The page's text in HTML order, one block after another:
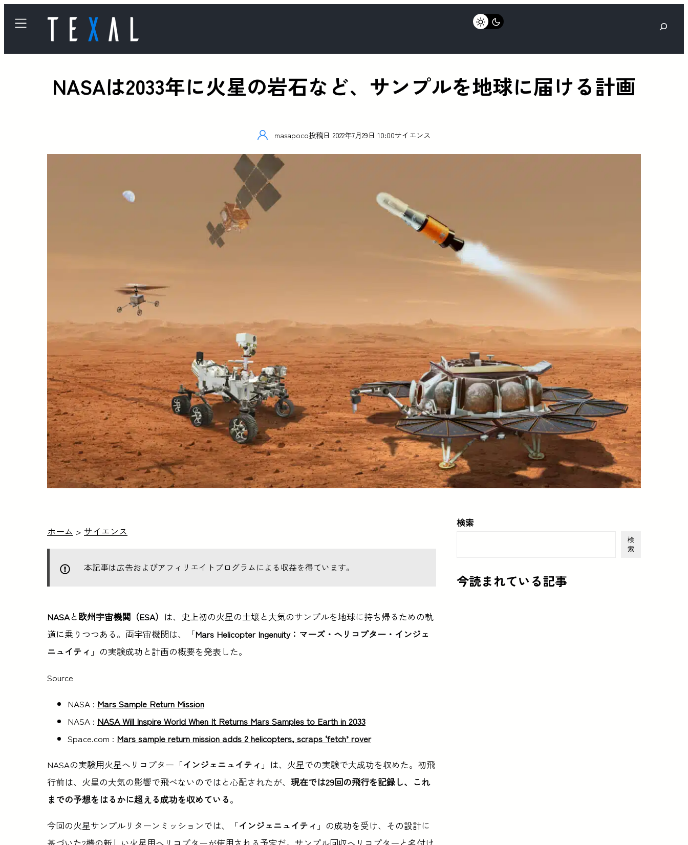
検
NASAは2033年に火星の岩石など、サンプルを地球に届ける計画
masapoco投稿日 2022年7月29日 10:00サイエンス
ホーム > サイエンス
本記事は広告およびアフィリエイトプログラムによる収益を得ています。
NASAと欧州宇宙機関（ESA） は、史上初の火星の土壌と大気のサンプルを地球に持ち帰るための軌
道に乗りつつある。両宇宙機関は、「Mars Helicopter Ingenuity：マーズ・ヘリコプター・インジェ
ニュイティ 」の実験成功と計画の概要を発表した。
Source
NASA : Mars Sample Return Mission
NASA : NASA Will Inspire World When It Returns Mars Samples to Earth in 2033
Space.com : Mars sample return mission adds 2 helicopters, scraps ‘fetch’ rover
NASAの実験用火星ヘリコプター「インジェニュイティ 」は、火星での実験で大成功を収めた。初飛
行前は、火星の大気の影響で飛べないのではと心配されたが、 現在では29回の飛行を記録し、これ
までの予想をはるかに超える成功を収めている。
今回の火星サンプルリターンミッションでは、「インジェニュイティ 」の成功を受け、その設計に
検索
検
索
今読まれている記事